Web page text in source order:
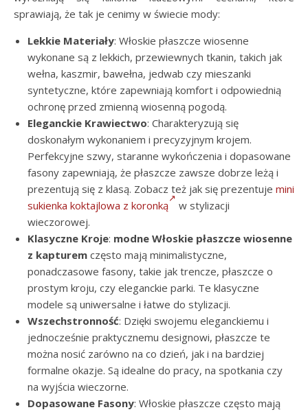
sprawiają, że tak je cenimy w świecie mody:
Lekkie Materiały: Włoskie płaszcze wiosenne
wykonane są z lekkich, przewiewnych tkanin, takich jak
wełna, kaszmir, bawełna, jedwab czy mieszanki
syntetyczne, które zapewniają komfort i odpowiednią
ochronę przed zmienną wiosenną pogodą.
Eleganckie Krawiectwo: Charakteryzują się
doskonałym wykonaniem i precyzyjnym krojem.
Perfekcyjne szwy, staranne wykończenia i dopasowane
fasony zapewniają, że płaszcze zawsze dobrze leżą i
prezentują się z klasą. Zobacz też jak się prezentuje mini
sukienka koktajlowa z koronką
w stylizacji
wieczorowej.
Klasyczne Kroje: modne Włoskie płaszcze wiosenne
z kapturem często mają minimalistyczne,
ponadczasowe fasony, takie jak trencze, płaszcze o
prostym kroju, czy eleganckie parki. Te klasyczne
modele są uniwersalne i łatwe do stylizacji.
Wszechstronność: Dzięki swojemu eleganckiemu i
jednocześnie praktycznemu designowi, płaszcze te
można nosić zarówno na co dzień, jak i na bardziej
formalne okazje. Są idealne do pracy, na spotkania czy
na wyjścia wieczorne.
Dopasowane Fasony: Włoskie płaszcze często mają